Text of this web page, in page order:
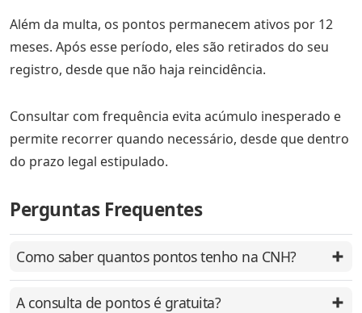
Além da multa, os pontos permanecem ativos por 12
meses. Após esse período, eles são retirados do seu
registro, desde que não haja reincidência.
Consultar com frequência evita acúmulo inesperado e
permite recorrer quando necessário, desde que dentro
do prazo legal estipulado.
Perguntas Frequentes
Como saber quantos pontos tenho na CNH?
A consulta de pontos é gratuita?